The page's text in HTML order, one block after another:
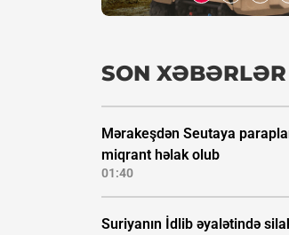
SON XƏBƏRLƏR
Mərakeşdən Seutaya
miqrant həlak olub
01:40
Suriyanın İdlib əyalətində